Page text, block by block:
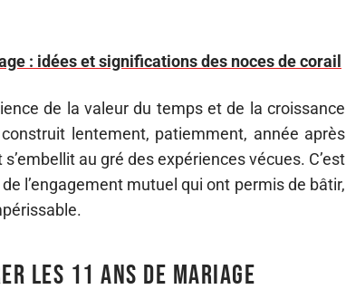
: idées et significations des noces de corail
de la valeur du temps et de la croissance
lentement, patiemment, année après
au gré des expériences vécues. C’est
l’engagement mutuel qui ont permis de bâtir,
les 11 ans de mariage